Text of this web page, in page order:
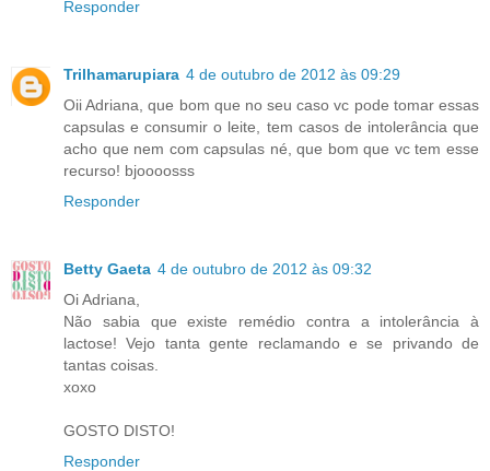
Responder
Trilhamarupiara 4 de outubro de 2012 às 09:29
Oii Adriana, que bom que no seu caso vc pode tomar essas
capsulas e consumir o leite, tem casos de intolerância que
acho que nem com capsulas né, que bom que vc tem esse
recurso! bjoooosss
Responder
Betty Gaeta 4 de outubro de 2012 às 09:32
Oi Adriana,
Não sabia que existe remédio contra a intolerância à
lactose! Vejo tanta gente reclamando e se privando de
tantas coisas.
xoxo
GOSTO DISTO!
Responder